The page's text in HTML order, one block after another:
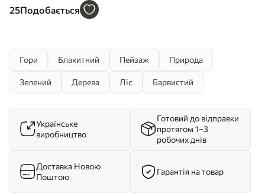
навколо Арт. s43317
25Подобається
Гори Блакитний Пейзаж Природа
Зелений Дерева Ліс Барвистий
Українське
виробництво
Готовий до відправки
протягом 1–3
робочих днів
Доставка Новою
Поштою
Гарантія на товар